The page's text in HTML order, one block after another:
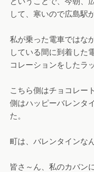
して、寒いので広島駅
私が乗った電車ではな
している間に到着した
コレーションをしたラ
こちら側はチョコレー
側はハッピーバレンタ
た。
町は、バレンタインな
皆さ～ん、私のカバン